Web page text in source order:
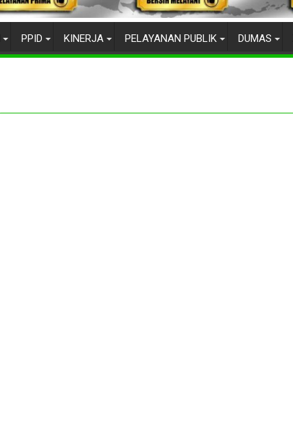
PPID KINERJA PELAYANAN PUBLIK DUMAS